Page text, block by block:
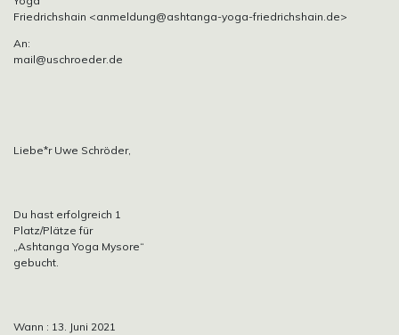
Friedrichshain <anmeldung@ashtanga-yoga-friedrichshain.de>
An:
mail@uschroeder.de
Liebe*r Uwe Schröder,
Du hast erfolgreich 1
Platz/Plätze für
„Ashtanga Yoga Mysore“
gebucht.
Wann : 13. Juni 2021